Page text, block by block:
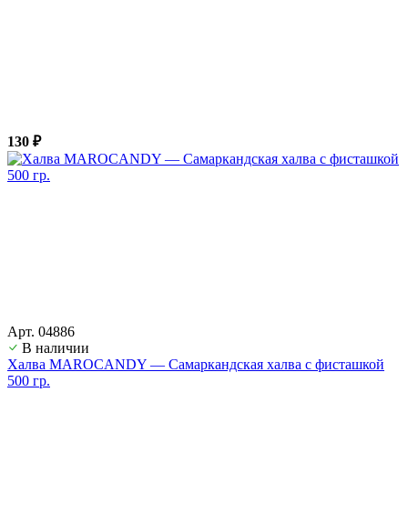
130 ₽
Арт. 04886
В наличии
Халва MAROCANDY — Самаркандская халва с фисташкой
500 гр.